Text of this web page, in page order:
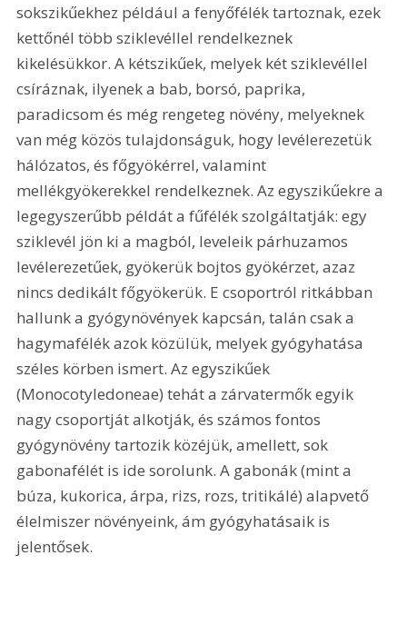
sokszikűekhez például a fenyőfélék tartoznak, ezek
kettőnél több sziklevéllel rendelkeznek
kikelésükkor. A kétszikűek, melyek két sziklevéllel
csíráznak, ilyenek a bab, borsó, paprika,
paradicsom és még rengeteg növény, melyeknek
van még közös tulajdonságuk, hogy levélerezetük
hálózatos, és főgyökérrel, valamint
mellékgyökerekkel rendelkeznek. Az egyszikűekre a
legegyszerűbb példát a fűfélék szolgáltatják: egy
sziklevél jön ki a magból, leveleik párhuzamos
levélerezetűek, gyökerük bojtos gyökérzet, azaz
nincs dedikált főgyökerük. E csoportról ritkábban
hallunk a gyógynövények kapcsán, talán csak a
hagymafélék azok közülük, melyek gyógyhatása
széles körben ismert. Az egyszikűek
(Monocotyledoneae) tehát a zárvatermők egyik
nagy csoportját alkotják, és számos fontos
gyógynövény tartozik közéjük, amellett, sok
gabonafélét is ide sorolunk. A gabonák (mint a
búza, kukorica, árpa, rizs, rozs, tritikálé) alapvető
élelmiszer növényeink, ám gyógyhatásaik is
jelentősek.